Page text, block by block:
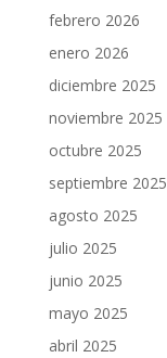
febrero 2026
enero 2026
diciembre 2025
noviembre 2025
octubre 2025
septiembre 2025
agosto 2025
julio 2025
junio 2025
mayo 2025
abril 2025